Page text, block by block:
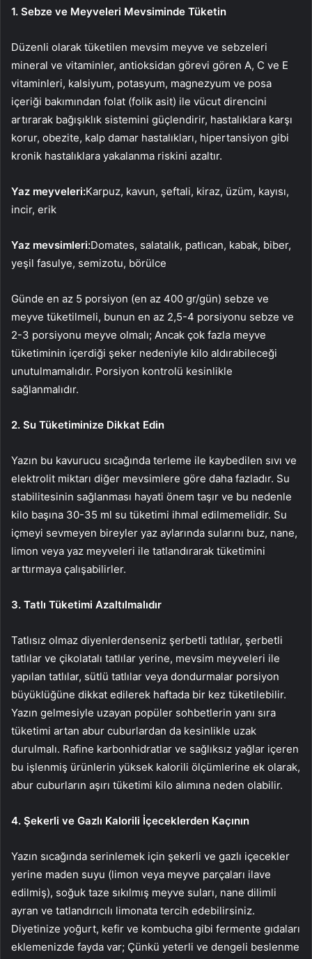
1. Sebze ve Meyveleri Mevsiminde Tüketin
Düzenli olarak tüketilen mevsim meyve ve sebzeleri
mineral ve vitaminler, antioksidan görevi gören A, C ve E
vitaminleri, kalsiyum, potasyum, magnezyum ve posa
içeriği bakımından folat (folik asit) ile vücut direncini
artırarak bağışıklık sistemini güçlendirir, hastalıklara karşı
korur, obezite, kalp damar hastalıkları, hipertansiyon gibi
kronik hastalıklara yakalanma riskini azaltır.
Yaz meyveleri:Karpuz, kavun, şeftali, kiraz, üzüm, kayısı,
incir, erik
Yaz mevsimleri:Domates, salatalık, patlıcan, kabak, biber,
yeşil fasulye, semizotu, börülce
Günde en az 5 porsiyon (en az 400 gr/gün) sebze ve
meyve tüketilmeli, bunun en az 2,5-4 porsiyonu sebze ve
2-3 porsiyonu meyve olmalı; Ancak çok fazla meyve
tüketiminin içerdiği şeker nedeniyle kilo aldırabileceği
unutulmamalıdır. Porsiyon kontrolü kesinlikle
sağlanmalıdır.
2. Su Tüketiminize Dikkat Edin
Yazın bu kavurucu sıcağında terleme ile kaybedilen sıvı ve
elektrolit miktarı diğer mevsimlere göre daha fazladır. Su
stabilitesinin sağlanması hayati önem taşır ve bu nedenle
kilo başına 30-35 ml su tüketimi ihmal edilmemelidir. Su
içmeyi sevmeyen bireyler yaz aylarında sularını buz, nane,
limon veya yaz meyveleri ile tatlandırarak tüketimini
arttırmaya çalışabilirler.
3. Tatlı Tüketimi Azaltılmalıdır
Tatlısız olmaz diyenlerdenseniz şerbetli tatlılar, şerbetli
tatlılar ve çikolatalı tatlılar yerine, mevsim meyveleri ile
yapılan tatlılar, sütlü tatlılar veya dondurmalar porsiyon
büyüklüğüne dikkat edilerek haftada bir kez tüketilebilir.
Yazın gelmesiyle uzayan popüler sohbetlerin yanı sıra
tüketimi artan abur cuburlardan da kesinlikle uzak
durulmalı. Rafine karbonhidratlar ve sağlıksız yağlar içeren
bu işlenmiş ürünlerin yüksek kalorili ölçümlerine ek olarak,
abur cuburların aşırı tüketimi kilo alımına neden olabilir.
4. Şekerli ve Gazlı Kalorili İçeceklerden Kaçının
Yazın sıcağında serinlemek için şekerli ve gazlı içecekler
yerine maden suyu (limon veya meyve parçaları ilave
edilmiş), soğuk taze sıkılmış meyve suları, nane dilimli
ayran ve tatlandırıcılı limonata tercih edebilirsiniz.
Diyetinize yoğurt, kefir ve kombucha gibi fermente gıdaları
eklemenizde fayda var; Çünkü yeterli ve dengeli beslenme